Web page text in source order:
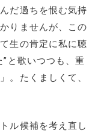
だ過ちを恨む気持
りませんが、この
生の肯定に私に聴
と歌いつつも、重
。たくましくて、
ル候補を考え直し